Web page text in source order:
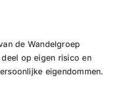
de Wandelgroep
op eigen risico en
eigendommen.